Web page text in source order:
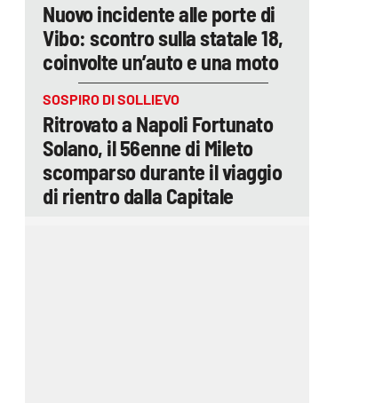
Nuovo incidente alle porte di
Vibo: scontro sulla statale 18,
coinvolte un’auto e una moto
SOSPIRO DI SOLLIEVO
Ritrovato a Napoli Fortunato
Solano, il 56enne di Mileto
scomparso durante il viaggio
di rientro dalla Capitale